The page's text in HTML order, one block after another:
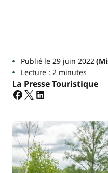
Publié le 29 juin 2022
Lecture : 2 minutes
La Presse Touristique